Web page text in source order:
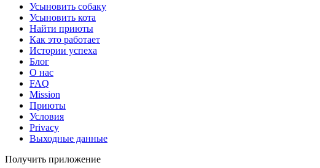
Усыновить собаку
Усыновить кота
Найти приюты
Как это работает
Истории успеха
Блог
О нас
FAQ
Mission
Приюты
Условия
Privacy
Выходные данные
Получить приложение